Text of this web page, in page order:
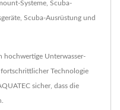
Systeme, Scuba-
Scuba-Ausrüstung und
hochwertige Unterwasser-
Technologie
sicher, dass die